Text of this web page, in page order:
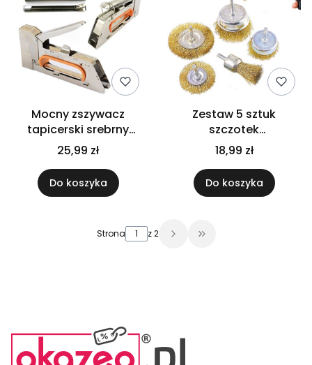
Mocny zszywacz
tapicerski srebrny
solidny taker zszywanie
materiałów tkanin
25,99 zł
Do koszyka
Zestaw 5 sztuk
szczotek
sprzątających do
wkrętarki wiertarki
wielozadaniowe
18,99 zł
Do koszyka
Strona z 2 Przejdź do ostatniej